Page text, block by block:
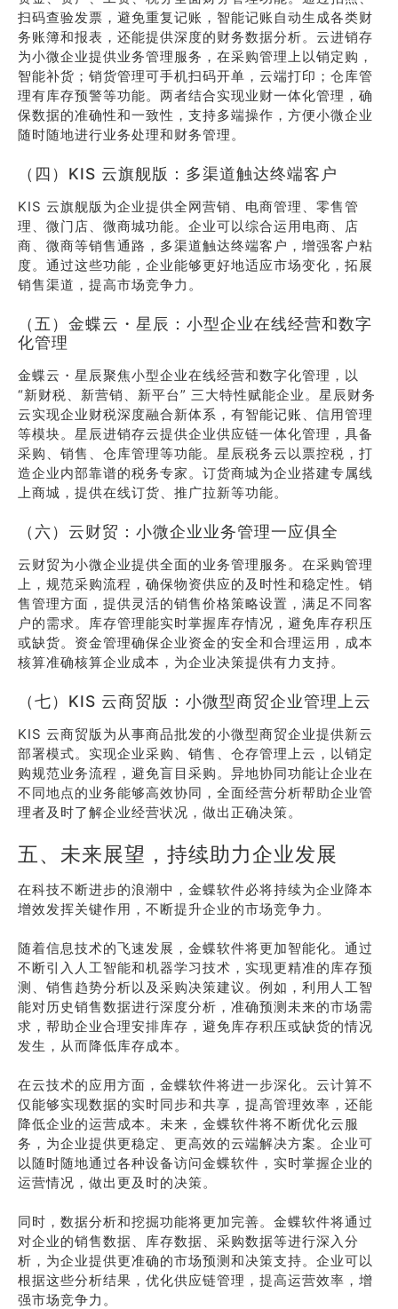
扫码查验发票，避免重复记账，智能记账自动生成各类财
务账簿和报表，还能提供深度的财务数据分析。云进销存
为小微企业提供业务管理服务，在采购管理上以销定购，
智能补货；销货管理可手机扫码开单，云端打印；仓库管
理有库存预警等功能。两者结合实现业财一体化管理，确
保数据的准确性和一致性，支持多端操作，方便小微企业
随时随地进行业务处理和财务管理。
（四）KIS 云旗舰版：多渠道触达终端客户
KIS 云旗舰版为企业提供全网营销、电商管理、零售管
理、微门店、微商城功能。企业可以综合运用电商、店
商、微商等销售通路，多渠道触达终端客户，增强客户粘
度。通过这些功能，企业能够更好地适应市场变化，拓展
销售渠道，提高市场竞争力。
（五）金蝶云・星辰：小型企业在线经营和数字
化管理
金蝶云・星辰聚焦小型企业在线经营和数字化管理，以
“新财税、新营销、新平台” 三大特性赋能企业。星辰财务
云实现企业财税深度融合新体系，有智能记账、信用管理
等模块。星辰进销存云提供企业供应链一体化管理，具备
采购、销售、仓库管理等功能。星辰税务云以票控税，打
造企业内部靠谱的税务专家。订货商城为企业搭建专属线
上商城，提供在线订货、推广拉新等功能。
（六）云财贸：小微企业业务管理一应俱全
云财贸为小微企业提供全面的业务管理服务。在采购管理
上，规范采购流程，确保物资供应的及时性和稳定性。销
售管理方面，提供灵活的销售价格策略设置，满足不同客
户的需求。库存管理能实时掌握库存情况，避免库存积压
或缺货。资金管理确保企业资金的安全和合理运用，成本
核算准确核算企业成本，为企业决策提供有力支持。
（七）KIS 云商贸版：小微型商贸企业管理上云
KIS 云商贸版为从事商品批发的小微型商贸企业提供新云
部署模式。实现企业采购、销售、仓存管理上云，以销定
购规范业务流程，避免盲目采购。异地协同功能让企业在
不同地点的业务能够高效协同，全面经营分析帮助企业管
理者及时了解企业经营状况，做出正确决策。
五、未来展望，持续助力企业发展
在科技不断进步的浪潮中，金蝶软件必将持续为企业降本
增效发挥关键作用，不断提升企业的市场竞争力。
随着信息技术的飞速发展，金蝶软件将更加智能化。通过
不断引入人工智能和机器学习技术，实现更精准的库存预
测、销售趋势分析以及采购决策建议。例如，利用人工智
能对历史销售数据进行深度分析，准确预测未来的市场需
求，帮助企业合理安排库存，避免库存积压或缺货的情况
发生，从而降低库存成本。
在云技术的应用方面，金蝶软件将进一步深化。云计算不
仅能够实现数据的实时同步和共享，提高管理效率，还能
降低企业的运营成本。未来，金蝶软件将不断优化云服
务，为企业提供更稳定、更高效的云端解决方案。企业可
以随时随地通过各种设备访问金蝶软件，实时掌握企业的
运营情况，做出更及时的决策。
同时，数据分析和挖掘功能将更加完善。金蝶软件将通过
对企业的销售数据、库存数据、采购数据等进行深入分
析，为企业提供更准确的市场预测和决策支持。企业可以
根据这些分析结果，优化供应链管理，提高运营效率，增
强市场竞争力。